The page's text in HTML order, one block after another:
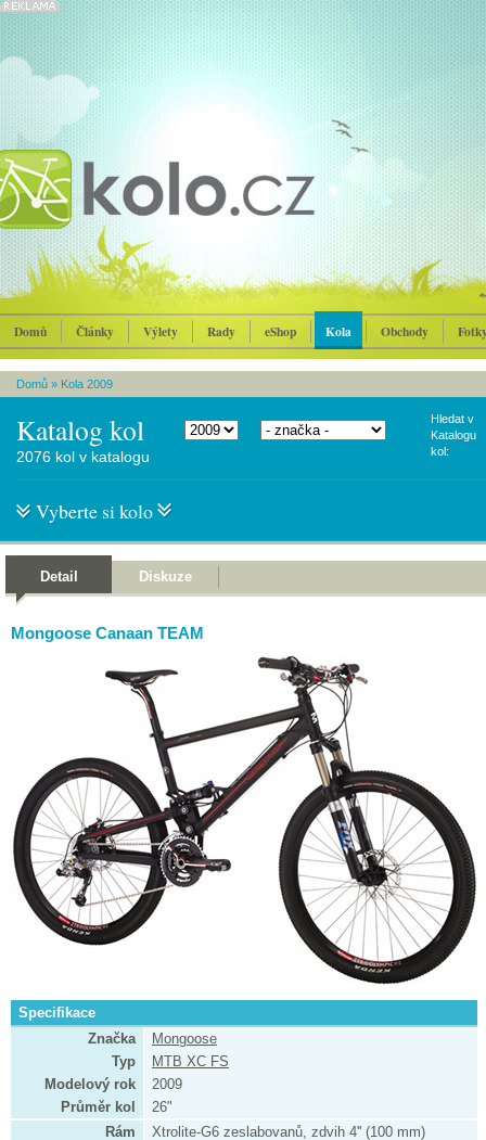
Domů Články Výlety Rady eShop Kola Obchody
Domů » Kola 2009
Katalog kol
Hledat v
Katalogu
kol:
2076 kol v katalogu
Vyberte si kolo
Detail Diskuze
Mongoose Canaan TEAM
Specifikace
Značka
Mongoose
Typ
MTB XC FS
Modelový rok
2009
Průměr kol
26"
Rám
Xtrolite-G6 zeslabovanů, zdvih 4'' (100 mm)